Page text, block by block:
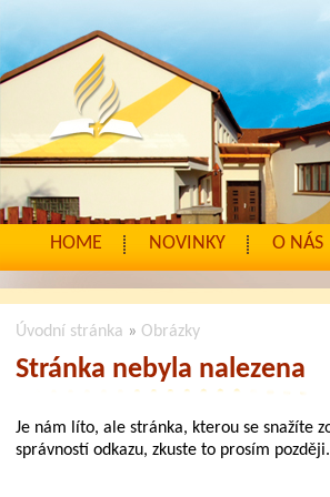
HOME NOVINKY O NÁS
Úvodní stránka » Obrázky
Stránka nebyla nalezena
Je nám líto, ale stránka, kterou se snažíte
správností odkazu, zkuste to prosím později.